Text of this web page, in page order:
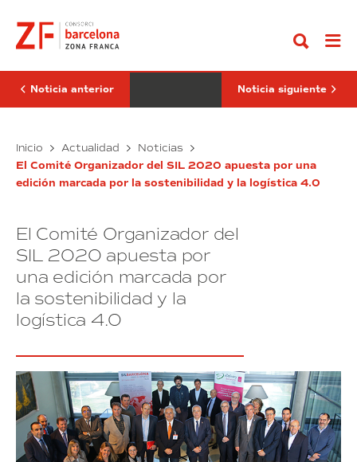
contenido
Franca
de
Barcelona
nuevas
oportunidades
Noticia anterior
los
emprendedores
Noticia siguiente
Inicio Actualidad Noticias
El Comité Organizador del SIL 2020 apuesta por una
edición marcada por la sostenibilidad y la logística 4.0
El Comité Organizador del
SIL 2020 apuesta por
una edición marcada por
la sostenibilidad y la
logística 4.0
Zona
Franca
de
nuevas
oportunidades
negocio
en
Tánger
Barcelona,
las